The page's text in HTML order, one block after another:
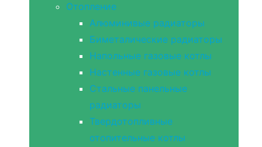
Отопление
Алюминивые радиаторы
Биметалические радиаторы
Напольные газовые котлы
Настенные газовые котлы
Стальные панельные
радиаторы
Твердотопливные
отопительные котлы